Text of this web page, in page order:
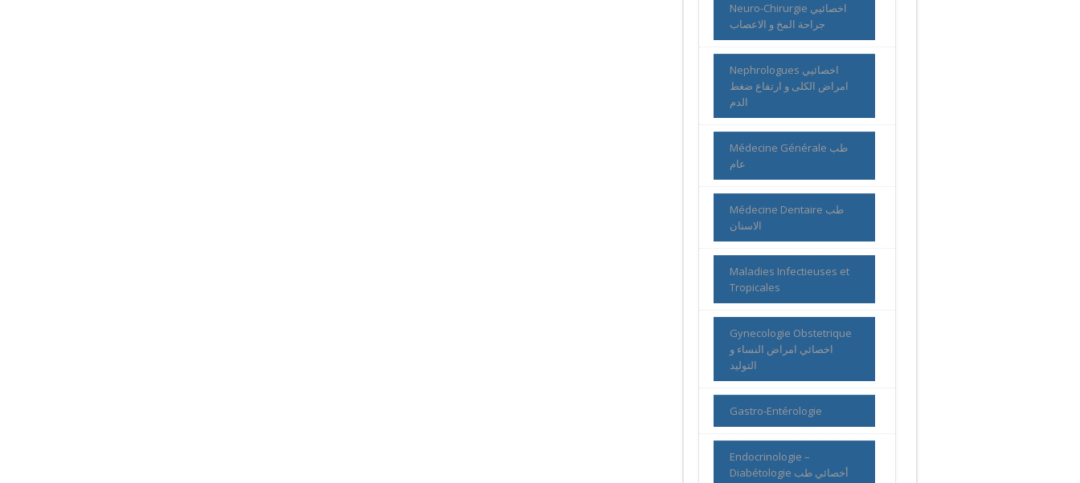
Neuro-Chirurgie اخصائيي
جراحة المخ و الاعصاب
Nephrologues اخصائيي
امراض الكلى و ارتفاع ضغط
الدم
Médecine Générale طب
عام
Médecine Dentaire طب
الاسنان
Maladies Infectieuses et
Tropicales
Gynecologie Obstetrique
اخصائي امراض النساء و
التوليد
Gastro-Entérologie
Endocrinologie –
Diabétologie أخصائي طب